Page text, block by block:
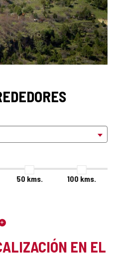
50 kms. 100 kms.
EN EL